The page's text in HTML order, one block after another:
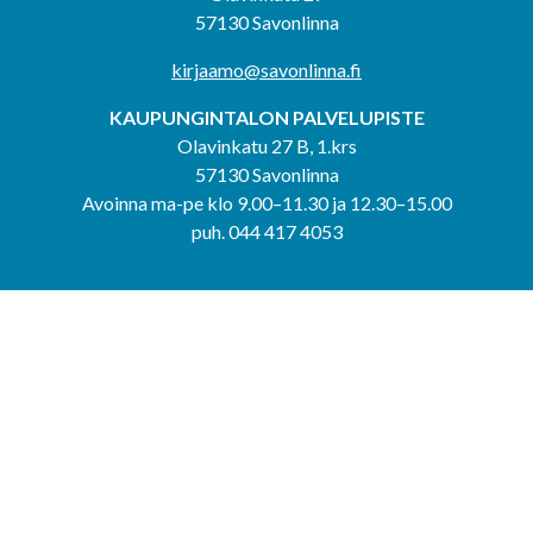
57130 Savonlinna
kirjaamo@savonlinna.fi
KAUPUNGINTALON PALVELUPISTE
Olavinkatu 27 B, 1.krs
57130 Savonlinna
Avoinna ma-pe klo 9.00–11.30 ja 12.30–15.00
puh. 044 417 4053